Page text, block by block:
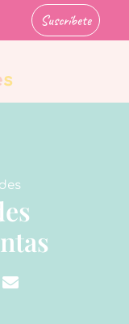
Suscríbete